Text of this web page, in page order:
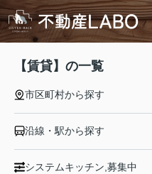
【賃貸】の一覧
市区町村から探す
沿線・駅から探す
システムキッチン,募集中